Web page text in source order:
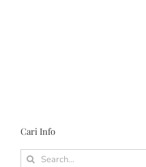
Cari Info
Search